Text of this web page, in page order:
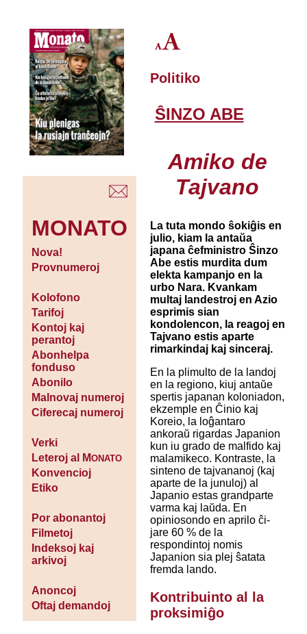
MONATO
Nova!
Provnumeroj
Kolofono
Tarifoj
Kontoj kaj
perantoj
Abonhelpa
fonduso
Abonilo
Malnovaj numeroj
Ciferecaj numeroj
Verki
Leteroj al MONATO
Konvencioj
Etiko
Por abonantoj
Filmetoj
Indeksoj kaj
arkivoj
Anoncoj
Oftaj demandoj
Politiko
ŜINZO ABE
Amiko de
Tajvano
La tuta mondo ŝokiĝis en
julio, kiam la antaŭa
japana ĉefministro Ŝinzo
Abe estis murdita dum
elekta kampanjo en la
urbo Nara. Kvankam
multaj landestroj en Azio
esprimis sian
kondolencon, la reagoj en
Tajvano estis aparte
rimarkindaj kaj sinceraj.
En la plimulto de la landoj
en la regiono, kiuj antaŭe
spertis japanan koloniadon,
ekzemple en Ĉinio kaj
Koreio, la loĝantaro
ankoraŭ rigardas Japanion
kun iu grado de malfido kaj
malamikeco. Kontraste, la
sinteno de tajvananoj (kaj
aparte de la junuloj) al
Japanio estas grandparte
varma kaj laŭda. En
opiniosondo en aprilo ĉi-
jare 60 % de la
respondintoj nomis
Japanion sia plej ŝatata
fremda lando.
Kontribuinto al la
proksimiĝo